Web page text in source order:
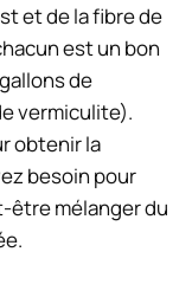
et de la fibre de
est un bon
de
vermiculite).
obtenir la
besoin pour
être mélanger du